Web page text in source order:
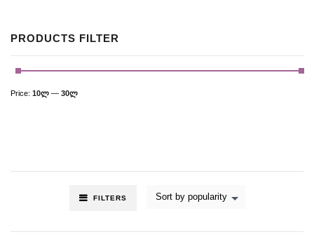
FILTERS Sort by popularity
PRODUCTS FILTER
Price: 10ლ — 30ლ